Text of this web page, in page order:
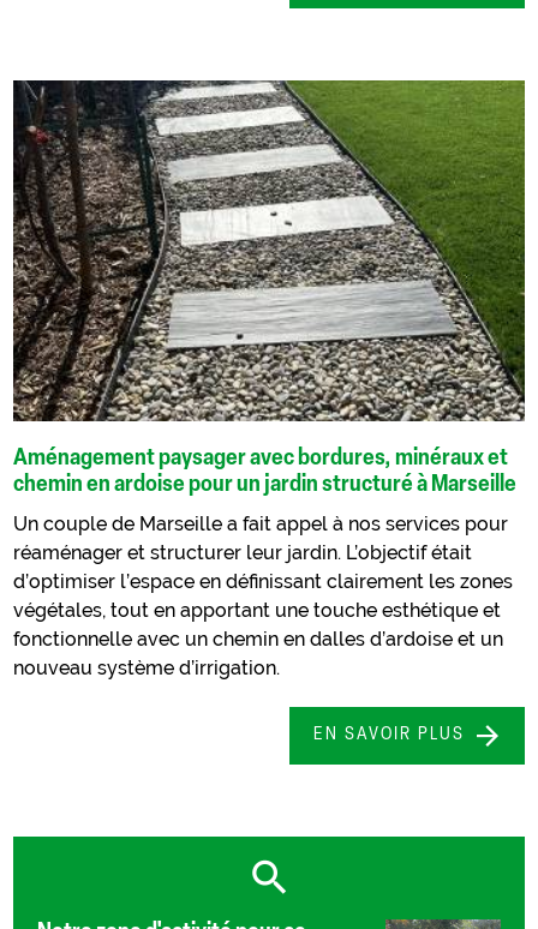
Aménagement paysager avec bordures, minéraux et
chemin en ardoise pour un jardin structuré à Marseille
Un couple de Marseille a fait appel à nos services pour
réaménager et structurer leur jardin. L’objectif était
d’optimiser l’espace en définissant clairement les zones
végétales, tout en apportant une touche esthétique et
fonctionnelle avec un chemin en dalles d’ardoise et un
nouveau système d’irrigation.
EN SAVOIR PLUS